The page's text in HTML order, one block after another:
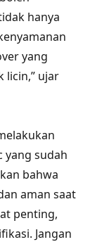
hanya
yang
licin,” ujar
sudah
bahwa
aman saat
penting,
Jangan